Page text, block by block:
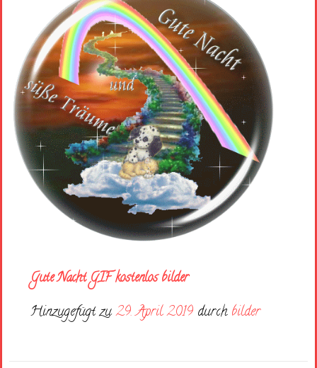
Gute Nacht GIF kostenlos bilder
Hinzugefügt zu29. April 2019 durch bilder